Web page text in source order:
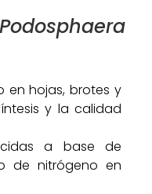
Podosphaera
en hojas, brotes y
y la calidad
a base de
de nitrógeno en